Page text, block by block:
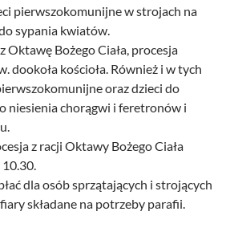
pierwszokomunijne w strojach na
sypania kwiatów.
Bożego Ciała, procesja
dookoła kościoła. Również i w tych
oraz dzieci do
niesienia chorągwi i feretronów i
z racji Oktawy Bożego Ciała
10.30.
dla osób sprzątających i strojących
składane na potrzeby parafii.